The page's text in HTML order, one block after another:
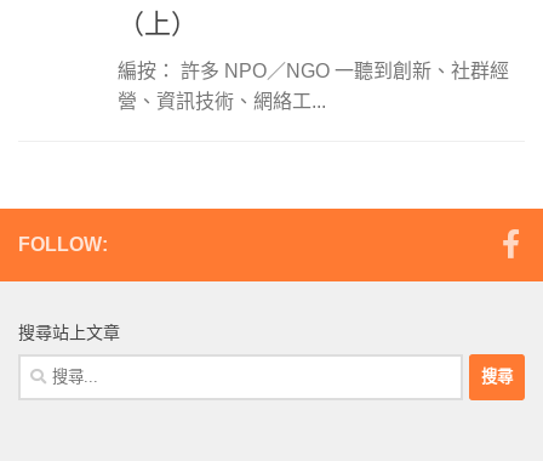
（上）
編按： 許多 NPO／NGO 一聽到創新、社群經
營、資訊技術、網絡工...
FOLLOW:
搜尋站上文章
搜
尋